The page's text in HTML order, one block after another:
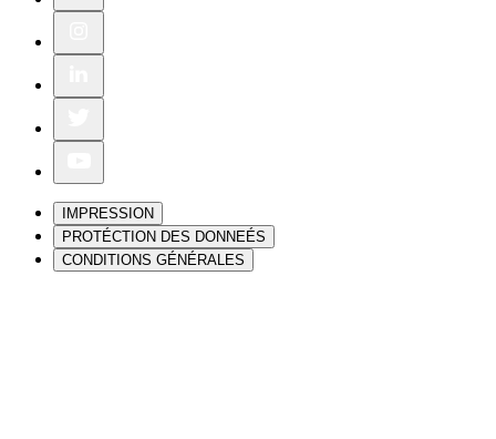
IMPRESSION
PROTÉCTION DES DONNEÉS
CONDITIONS GÉNÉRALES